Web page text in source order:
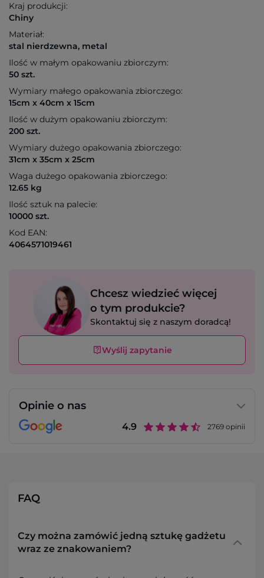
Kraj produkcji:
Chiny
Materiał:
stal nierdzewna, metal
Ilość w małym opakowaniu zbiorczym:
50 szt.
Wymiary małego opakowania zbiorczego:
15cm x 40cm x 15cm
Ilość w dużym opakowaniu zbiorczym:
200 szt.
Wymiary dużego opakowania zbiorczego:
31cm x 35cm x 25cm
Waga dużego opakowania zbiorczego:
12.65 kg
Ilość sztuk na palecie:
10000 szt.
Kod EAN:
4064571019461
Chcesz wiedzieć więcej
o tym produkcie?
Skontaktuj się z naszym doradcą!
Wyślij zapytanie
Opinie o nas
4.9 2769 opinii
FAQ
Czy można zamówić jedną sztukę gadżetu
wraz ze znakowaniem?